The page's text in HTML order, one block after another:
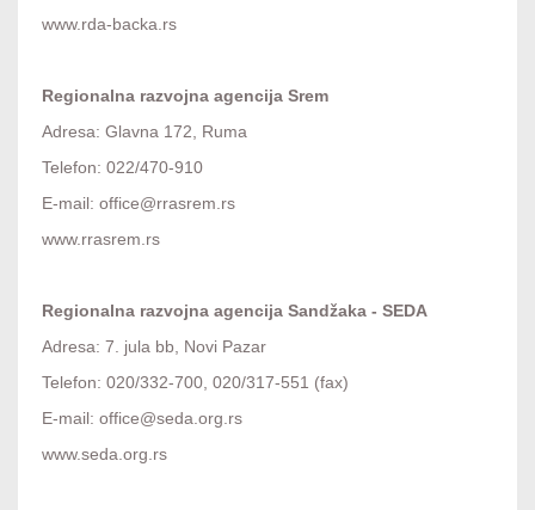
www.rda-backa.rs
Regionalna razvojna agencija Srem
Adresa: Glavna 172, Ruma
Telefon: 022/470-910
E-mail: office@rrasrem.rs
www.rrasrem.rs
Regionalna razvojna agencija Sandžaka - SEDA
Adresa: 7. jula bb, Novi Pazar
Telefon: 020/332-700, 020/317-551 (fax)
E-mail: office@seda.org.rs
www.seda.org.rs